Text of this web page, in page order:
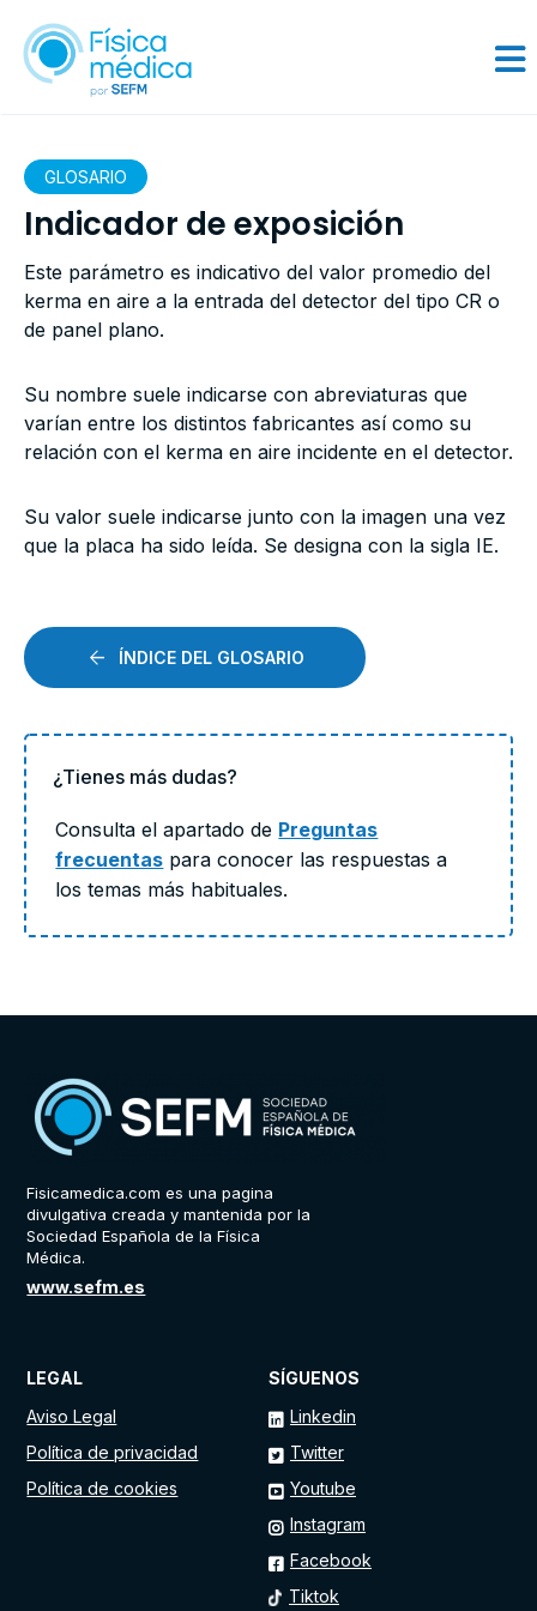
ÍNDICE DEL GLOSARIO
¿Tienes más dudas?
Consulta el apartado de Preguntas
frecuentas para conocer las respuestas a
los temas más habituales.
GLOSARIO
Indicador de exposición
Este parámetro es indicativo del valor promedio del
kerma en aire a la entrada del detector del tipo CR o
de panel plano.
Su nombre suele indicarse con abreviaturas que
varían entre los distintos fabricantes así como su
relación con el kerma en aire incidente en el detector.
Su valor suele indicarse junto con la imagen una vez
que la placa ha sido leída. Se designa con la sigla IE.
Fisicamedica.com es una pagina
divulgativa creada y mantenida por la
Sociedad Española de la Física
Médica.
www.sefm.es
SÍGUENOS
Linkedin
Twitter
Youtube
Instagram
Facebook
Tiktok
LEGAL
Aviso Legal
Política de privacidad
Política de cookies